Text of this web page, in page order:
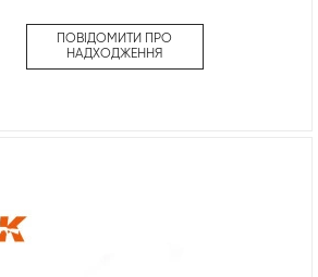
ПОВІДОМИТИ ПРО
НАДХОДЖЕННЯ